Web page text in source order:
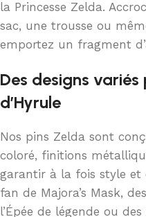
la Princesse Zelda.
sac, une trousse ou
emportez un fragment
Des designs
d’Hyrule
Nos pins Zelda sont
coloré, finitions
garantir à la fois style et
fan de Majora’s Mask,
l’Épée de légende ou